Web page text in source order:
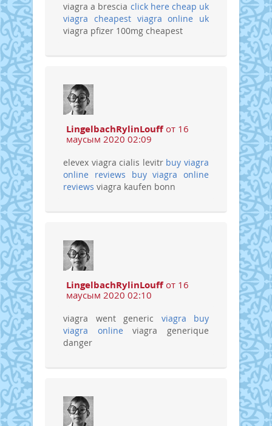
viagra a brescia click here cheap uk
viagra cheapest viagra online uk
viagra pfizer 100mg cheapest
LingelbachRylinLouffот 16
маусым 2020 02:09
elevex viagra cialis levitr buy viagra
online reviews
buy viagra online
reviews viagra kaufen bonn
LingelbachRylinLouffот 16
маусым 2020 02:10
viagra went generic viagra
buy
viagra online viagra generique
danger